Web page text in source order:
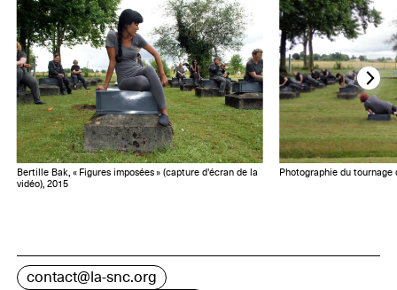
Bertille Bak, « Figures imposées » (capture d'écran de la
vidéo), 2015
Photographie du tournage
contact@la-snc.org